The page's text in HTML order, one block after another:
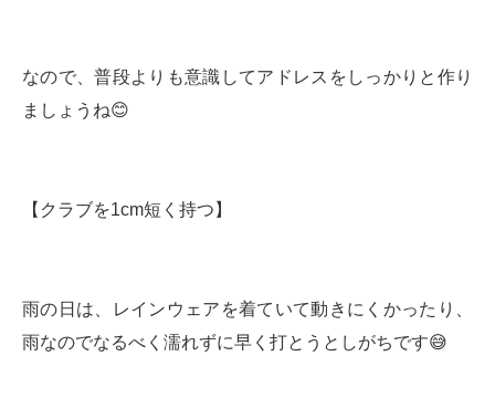
なので、普段よりも意識してアドレスをしっかりと作り
ましょうね😊
【クラブを1cm短く持つ】
雨の日は、レインウェアを着ていて動きにくかったり、
雨なのでなるべく濡れずに早く打とうとしがちです😅